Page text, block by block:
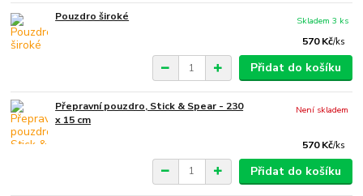
Pouzdro široké
570 Kč/ks
Skladem 3 ks
Přidat do košíku
Přepravní pouzdro, Stick & Spear - 230
x 15 cm
570 Kč/ks
Není skladem
Přidat do košíku